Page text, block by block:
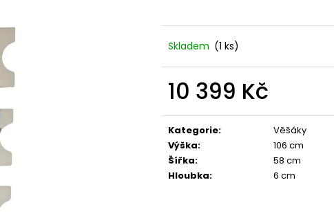
Skladem (1 ks)
10 399 Kč
cena:
Kategorie:
Věšáky
Výška:
106 cm
Šířka:
58 cm
Hloubka: 6 cm